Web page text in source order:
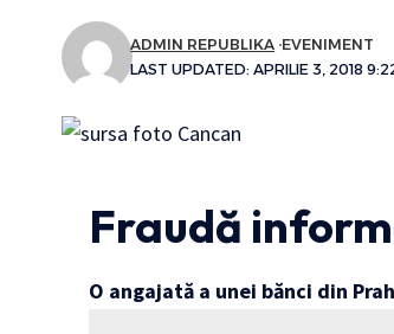
LAST UPDATED: APRILIE 3, 2018
ADMIN REPUBLIKA EVENIMENT
Fraudă
O angajată a unei bănci din